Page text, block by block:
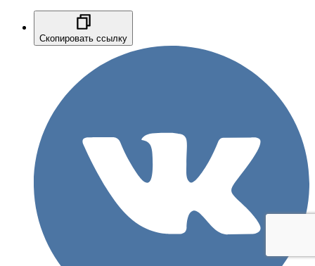
Скопировать ссылку